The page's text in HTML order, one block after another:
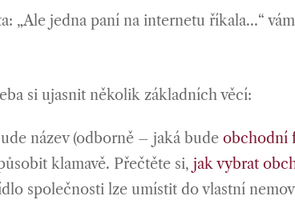
„Ale jedna paní na internetu říkala…“
si ujasnit několik základních věcí:
název (odborně – jaká budeobchodní
klamavě. Přečtěte si,jak vybrat
společnosti lze umístit do vlastní